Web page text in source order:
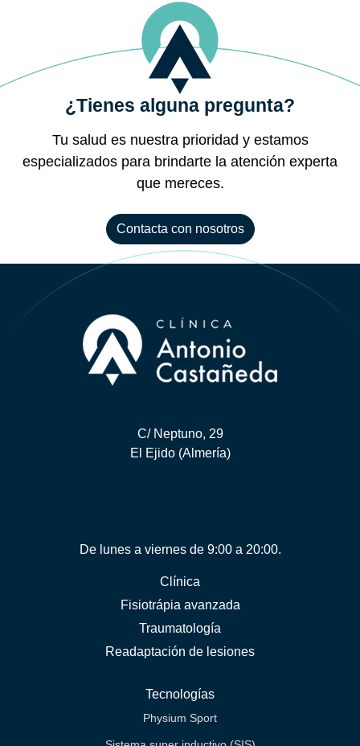
¿Tienes alguna pregunta?
Tu salud es nuestra prioridad y estamos
especializados para brindarte la atención experta
que mereces.
Contacta con nosotros
C/ Neptuno, 29
El Ejido (Almería)
De lunes a viernes de 9:00 a 20:00.
Clínica
Fisiotrápia avanzada
Traumatología
Readaptación de lesiones
Tecnologías
Physium Sport